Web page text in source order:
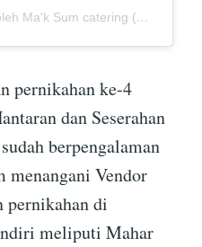
Sebuah kiriman dibagikan oleh Ma'k Sum catering (@mak_sumcatering)
pernikahan ke-4
dan Seserahan
berpengalaman
menangani Vendor
pernikahan di
meliputi Mahar